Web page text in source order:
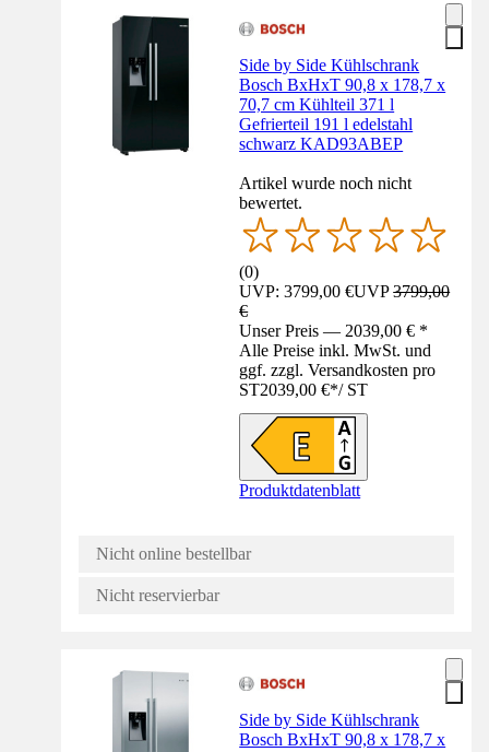
Side by Side Kühlschrank
Bosch BxHxT 90,8 x 178,7 x
70,7 cm Kühlteil 371 l
Gefrierteil 191 l edelstahl
schwarz KAD93ABEP
Artikel wurde noch nicht
bewertet.
(0)
UVP: 3799,00 €UVP3799,00
€
Unser Preis — 2039,00 € *
Alle Preise inkl. MwSt. und
ggf. zzgl. Versandkosten pro
ST2039,00 €*/ ST
Produktdatenblatt
Nicht online bestellbar
Nicht reservierbar
Side by Side Kühlschrank
Bosch BxHxT 90,8 x 178,7 x